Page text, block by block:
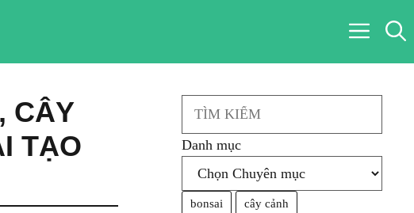
, CÂY
TẠO
Search
Danh mục
bonsai cây cảnh